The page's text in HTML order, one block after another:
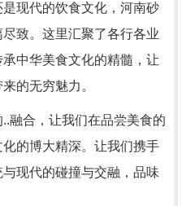
现代的饮食文化，河南砂
致。这里汇聚了各行各业
中华美食文化的精髓，让
的无穷魅力。
融合，让我们在品尝美食的
的博大精深。让我们携手
现代的碰撞与交融，品味